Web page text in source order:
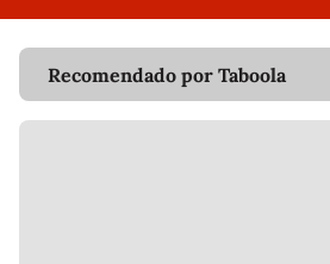
Recomendado por Taboola